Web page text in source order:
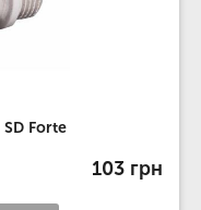
Forte
103 грн